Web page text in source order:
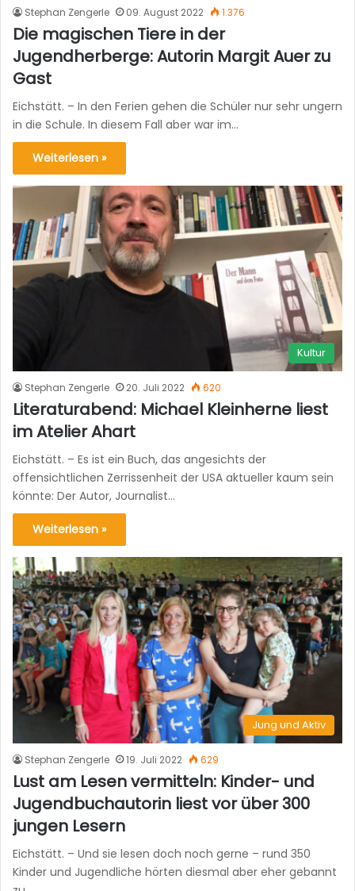
Stephan Zengerle 09. August 2022 1.376
Die magischen Tiere in der
Jugendherberge: Autorin Margit Auer zu
Gast
Eichstätt. – In den Ferien gehen die Schüler nur sehr ungern
in die Schule. In diesem Fall aber war im…
Weiterlesen »
Kultur
Stephan Zengerle 20. Juli 2022 620
Literaturabend: Michael Kleinherne liest
im Atelier Ahart
Eichstätt. – Es ist ein Buch, das angesichts der
offensichtlichen Zerrissenheit der USA aktueller kaum sein
könnte: Der Autor, Journalist…
Weiterlesen »
Jung und Aktiv
Stephan Zengerle 19. Juli 2022 629
Lust am Lesen vermitteln: Kinder- und
Jugendbuchautorin liest vor über 300
jungen Lesern
Eichstätt. – Und sie lesen doch noch gerne – rund 350
Kinder und Jugendliche hörten diesmal aber eher gebannt